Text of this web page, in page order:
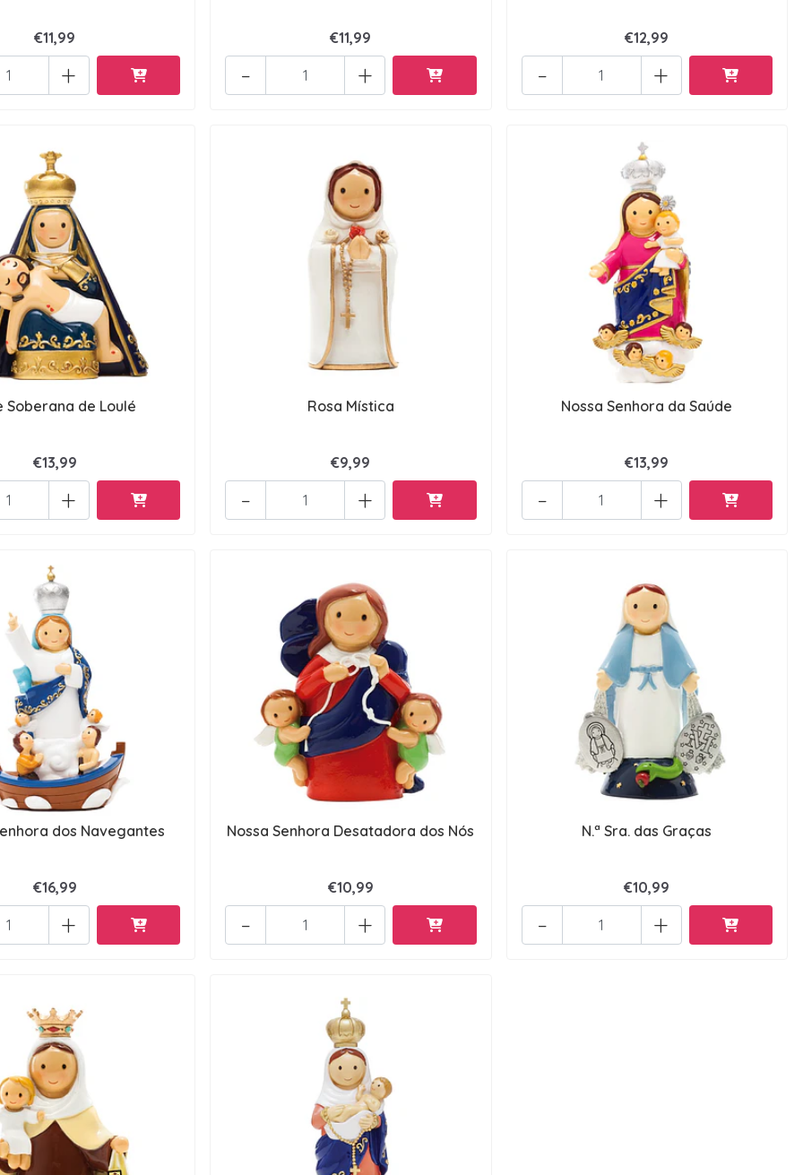
€11,99
+
€11,99
+
-
€12,99
+
-
Soberana de Loulé
€13,99
+
Rosa Mística
€9,99
+
-
Nossa Senhora da Saúde
€13,99
+
-
dos Navegantes
€16,99
+
Nossa Senhora Desatadora dos Nós
€10,99
+
-
N.ª Sra. das Graças
€10,99
+
-